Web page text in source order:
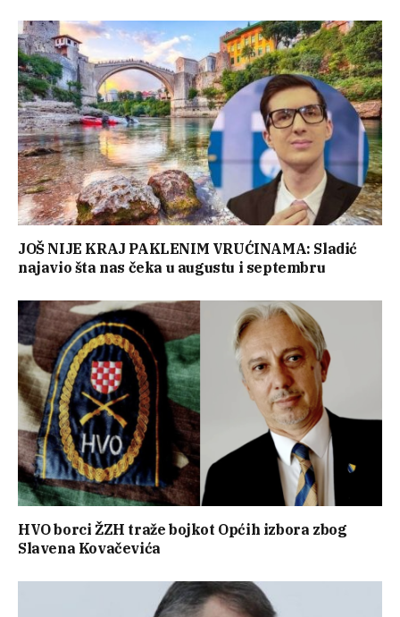
JOŠ NIJE KRAJ PAKLENIM VRUĆINAMA: Sladić
najavio šta nas čeka u augustu i septembru
HVO borci ŽZH traže bojkot Općih izbora zbog
Slavena Kovačevića